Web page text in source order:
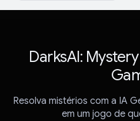
DarksAI:
Resolva mistérios com a IA
em um jogo de